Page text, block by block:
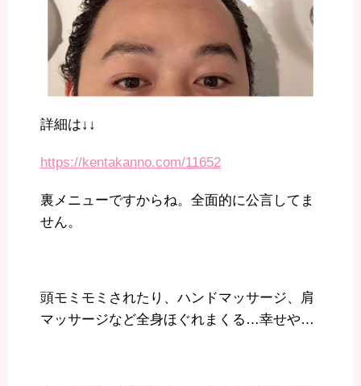
詳細は↓↓
https://kentakanno.com/11652
裏メニューですからね。全面的に公言してま
せん。
頭モミモミされたり、ハンドマッサージ、肩
マッサージなど全身ほぐれまくる…幸せや…